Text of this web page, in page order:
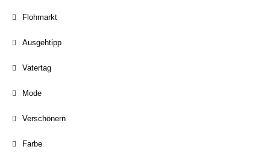
Flohmarkt
Ausgehtipp
Vatertag
Mode
Verschönern
Farbe